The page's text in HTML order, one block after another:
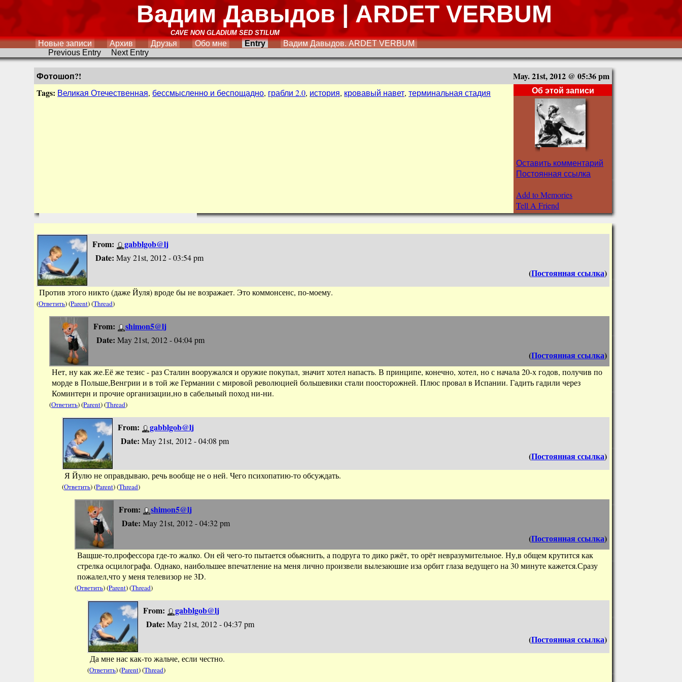
Вадим Давыдов | ARDET VERBUM
CAVE NON GLADIUM SED STILUM
Новые записи Архив Друзья Обо мне Entry
Вадим Давыдов. ARDET VERBUM
Previous Entry
Next Entry
May. 21st, 2012 @ 05:36 pm
Фотошоп?!
Tags: Великая Отечественная, бессмысленно и беспощадно, грабли 2.0, история, кровавый навет,терминальная стадия Об этой записи
Оставить комментарий
Постоянная ссылка
Add to Memories
Tell A Friend
From:
gabblgob@lj
Date: May 21st, 2012 - 03:54 pm
(Постоянная ссылка)
Против этого никто (даже Йуля) вроде бы не возражает. Это коммонсенс, по-моему.
(Ответить) (Parent) (Thread)
From:
shimon5@lj
Date: May 21st, 2012 - 04:04 pm
(Постоянная ссылка)
Нет, ну как же.Её же тезис - раз Сталин вооружался и оружие покупал, значит хотел напасть. В принципе, конечно, хотел, но с начала 20-х годов, получив по
морде в Польше,Венгрии и в той же Германии с мировой революцией большевики стали поосторожней. Плюс провал в Испании. Гадить гадили через
Коминтерн и прочие организации,но в сабельный поход ни-ни.
(Ответить) (Parent) (Thread)
From:
gabblgob@lj
Date: May 21st, 2012 - 04:08 pm
(Постоянная ссылка)
Я Йулю не оправдываю, речь вообще не о ней. Чего психопатию-то обсуждать.
(Ответить) (Parent) (Thread)
From:
shimon5@lj
Date: May 21st, 2012 - 04:32 pm
(Постоянная ссылка)
Ващше-то,профессора где-то жалко. Он ей чего-то пытается обьяснить, а подруга то дико ржёт, то орёт невразумительное. Ну,в общем крутится как
стрелка осцилографа. Однако, наибольшее впечатление на меня лично произвели вылезаюшие иза орбит глаза ведущего на 30 минуте кажется.Сразу
пожалел,что у меня телевизор не 3D.
(Ответить) (Parent) (Thread)
From:
gabblgob@lj
Date: May 21st, 2012 - 04:37 pm
(Постоянная ссылка)
Да мне нас как-то жальче, если честно.
(Ответить) (Parent) (Thread)